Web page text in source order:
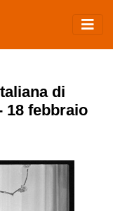
di
18 febbraio